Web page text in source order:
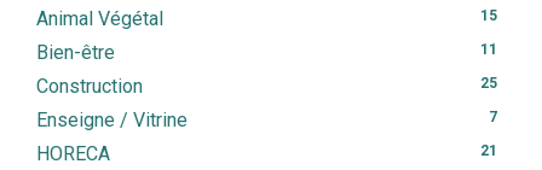
15
Animal Végétal
11
Bien-être
25
Construction
7
Enseigne / Vitrine
21
HORECA